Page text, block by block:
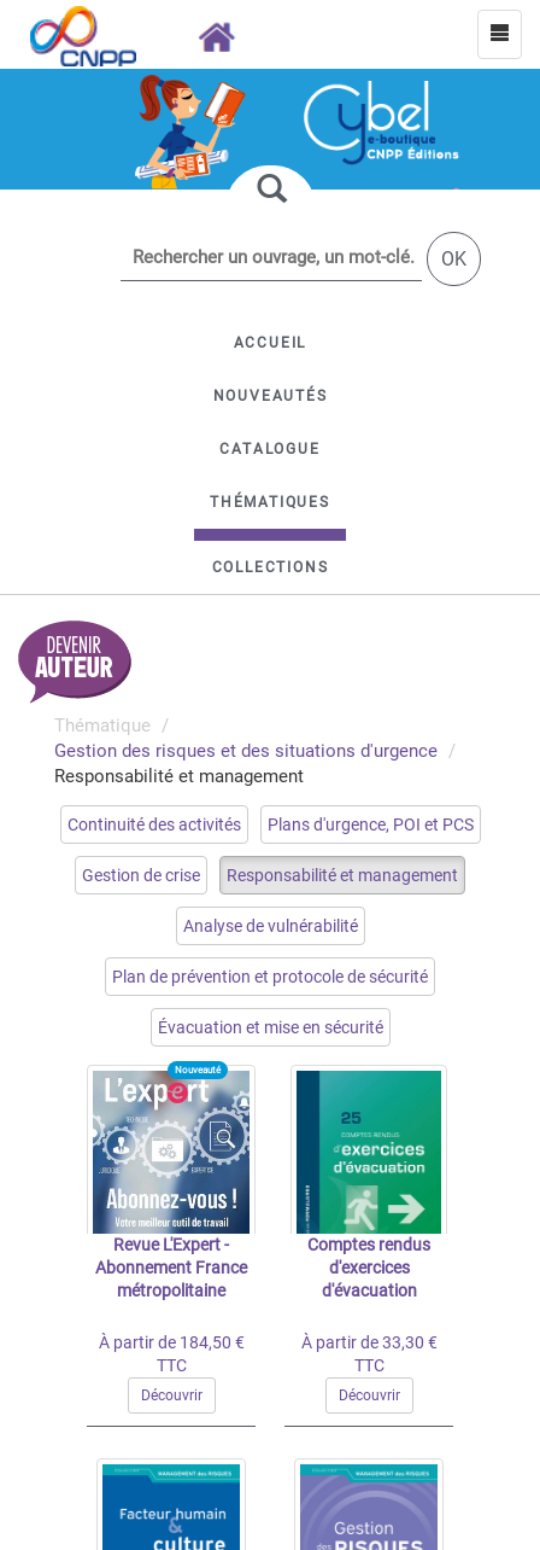
OK
ACCUEIL
NOUVEAUTÉS
CATALOGUE
THÉMATIQUES
COLLECTIONS
Thématique
Gestion des risques et des situations d'urgence
Responsabilité et management
Continuité des activités Plans d'urgence, POI et PCS
Gestion de crise Responsabilité et management
Analyse de vulnérabilité
Plan de prévention et protocole de sécurité
Évacuation et mise en sécurité
Nouveauté
Revue L'Expert -
Abonnement France
métropolitaine
À partir de 184,50 €
TTC
Découvrir
Comptes rendus
d'exercices
d'évacuation
À partir de 33,30 €
TTC
Découvrir